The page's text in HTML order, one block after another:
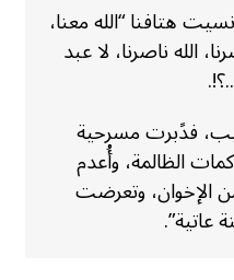
هتافنا “الله معنا،
الله ناصرنا، لا عبد
فدًبرت مسرحية
الظالمة، وأُعدم
الإخوان، وتعرضت
عاتية”.